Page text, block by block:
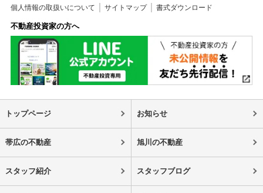
個人情報の取扱いについて
サイトマップ 書式ダウンロード
不動産投資家の方へ
トップページ お知らせ
帯広の不動産 旭川の不動産
スタッフ紹介 スタッフブログ